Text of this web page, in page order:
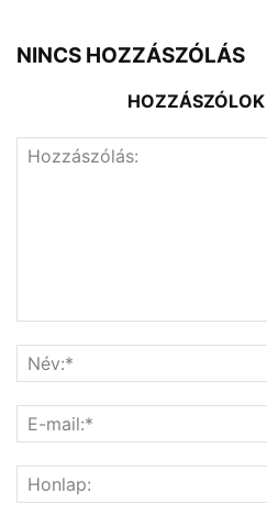
NINCS HOZZÁSZÓLÁS